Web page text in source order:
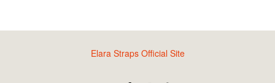
Elara Straps Official Site